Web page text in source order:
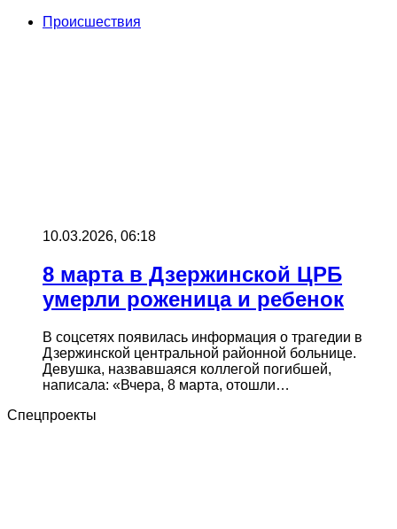
Происшествия
10.03.2026, 06:18
8 марта в Дзержинской ЦРБ
умерли роженица и ребенок
В соцсетях появилась информация о трагедии в
Дзержинской центральной районной больнице.
Девушка, назвавшаяся коллегой погибшей,
написала: «Вчера, 8 марта, отошли…
Спецпроекты